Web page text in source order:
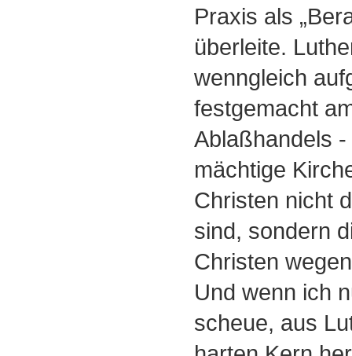
Praxis als
überleite.
wenngleich
festgemacht
Ablaßhandels
mächtige
Christen nicht
sind, sondern
Christen
Und wenn ich
scheue, aus